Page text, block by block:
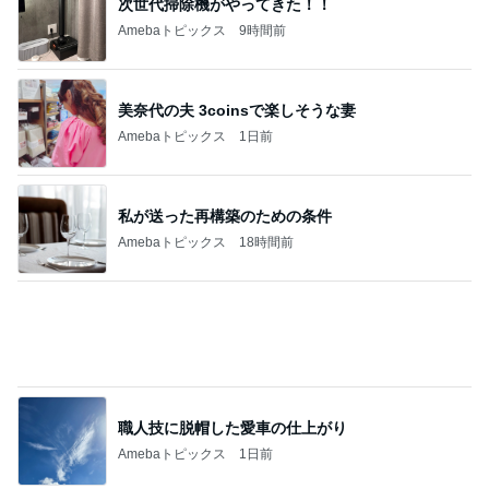
次世代掃除機がやってきた！！
Amebaトピックス 9時間前
美奈代の夫 3coinsで楽しそうな妻
Amebaトピックス 1日前
私が送った再構築のための条件
Amebaトピックス 18時間前
台風に備え常備するアップルパイ
Amebaトピックス 1日前